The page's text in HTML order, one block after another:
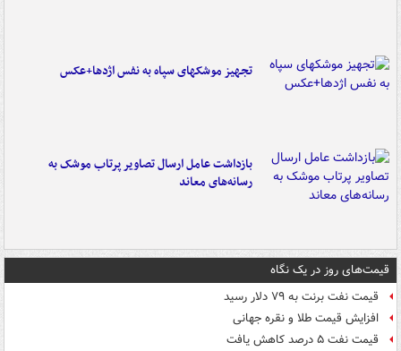
تجهیز موشکهای سپاه به نفس اژدها+عکس
بازداشت عامل ارسال تصاویر پرتاب موشک به
رسانه‌های معاند
قیمت‌های روز در یک نگاه
قیمت نفت برنت به ۷۹ دلار رسید
افزایش قیمت طلا و نقره جهانی
قیمت نفت ۵ درصد کاهش یافت